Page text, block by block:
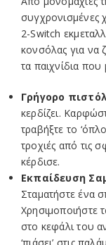
συγχρονισμένες
2-Switch
κονσόλας για να
τα παιχνίδια που
Γρήγορο
κερδίζει.
τραβήξτε το
τροχιές από τις
κέρδισε.
Εκπαίδευση
Σταματήστε ένα
Χρησιμοποιήστε
στο κεφάλι του